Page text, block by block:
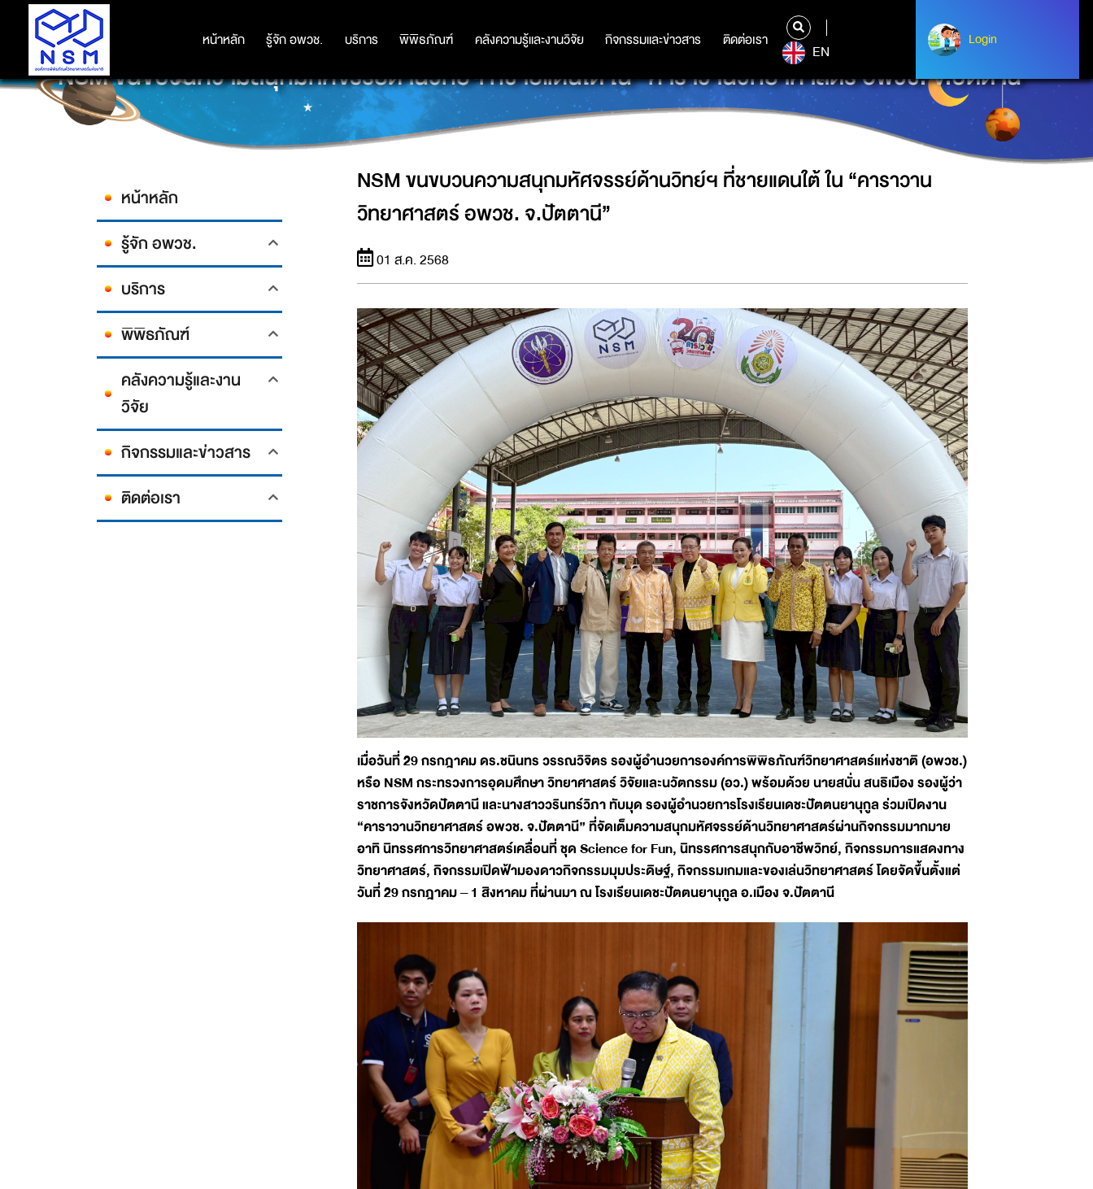
หน้าหลัก รู้จัก อพวช. บริการ พิพิธภัณฑ์ คลังความรู้และงานวิจัย กิจกรรมและข่าวสาร ติดต่อเรา
หน้าหลัก รู้จัก อพวช. บริการ พิพิธภัณฑ์ คลังความรู้และงานวิจัย กิจกรรมและข่าวสาร ติดต่อเรา
EN
Login
Login
NSM ขนขบวนความสนุกมหัศจรรย์ด้านวิทย์ฯ ที่ชายแดนใต้ ใน “คาราวานวิทยาศาสตร์ อพวช. จ.ปัตตานี”
หน้าหลัก
รู้จัก อพวช.
บริการ
พิพิธภัณฑ์
คลังความรู้และงาน
วิจัย
กิจกรรมและข่าวสาร
ติดต่อเรา
NSM ขนขบวนความสนุกมหัศจรรย์ด้านวิทย์ฯ ที่ชายแดนใต้ ใน “คาราวาน
วิทยาศาสตร์ อพวช. จ.ปัตตานี”
01 ส.ค. 2568
เมื่อวันที่ 29 กรกฎาคม ดร.ชนินทร วรรณวิจิตร รองผู้อำนวยการองค์การพิพิธภัณฑ์วิทยาศาสตร์แห่งชาติ (อพวช.)
หรือ NSM กระทรวงการอุดมศึกษา วิทยาศาสตร์ วิจัยและนวัตกรรม (อว.) พร้อมด้วย นายสนั่น สนธิเมือง รองผู้ว่า
ราชการจังหวัดปัตตานี และนางสาววรินทร์วิภา ทับมุด รองผู้อำนวยการโรงเรียนเดชะปัตตนยานุกูล ร่วมเปิดงาน
“คาราวานวิทยาศาสตร์ อพวช. จ.ปัตตานี” ที่จัดเต็มความสนุกมหัศจรรย์ด้านวิทยาศาสตร์ผ่านกิจกรรมมากมาย
อาทิ นิทรรศการวิทยาศาสตร์เคลื่อนที่ ชุด Science for Fun, นิทรรศการสนุกกับอาชีพวิทย์, กิจกรรมการแสดงทาง
วิทยาศาสตร์, กิจกรรมเปิดฟ้ามองดาวกิจกรรมมุมประดิษฐ์, กิจกรรมเกมและของเล่นวิทยาศาสตร์ โดยจัดขึ้นตั้งแต่
วันที่ 29 กรกฎาคม – 1 สิงหาคม ที่ผ่านมา ณ โรงเรียนเดชะปัตตนยานุกูล อ.เมือง จ.ปัตตานี